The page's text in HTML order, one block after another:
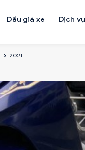
Đấu giá xe Dịch vụ
2021